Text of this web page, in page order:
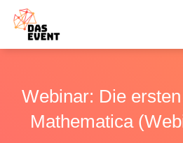
Webinar: Die
Mathematica